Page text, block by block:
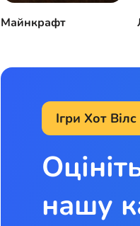
Майнкрафт
Ігри Хот
нашу